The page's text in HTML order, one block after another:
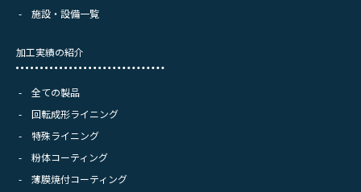
施設・設備一覧
加工実績の紹介
全ての製品
回転成形ライニング
特殊ライニング
粉体コーティング
薄膜焼付コーティング